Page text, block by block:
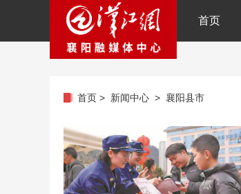
首页
首页 > 新闻中心 > 襄阳县市